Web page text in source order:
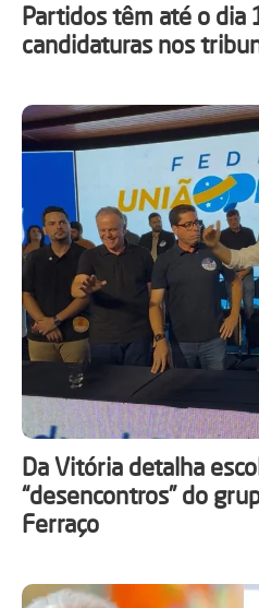
Partidos têm até o dia
candidaturas nos
Da Vitória detalha
“desencontros” do
Ferraço